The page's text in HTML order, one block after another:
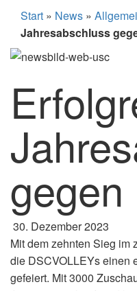
Start » News »
Jahresabschluss
30. Dezember 2023
Mit dem zehnten Sieg im
die DSCVOLLEYs einen
gefeiert. Mit 3000